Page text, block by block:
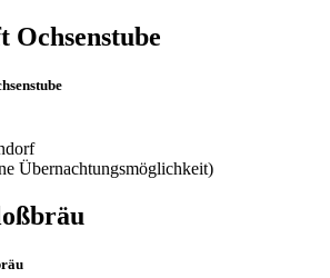
Ochsenstube
Übernachtungsmöglichkeit)